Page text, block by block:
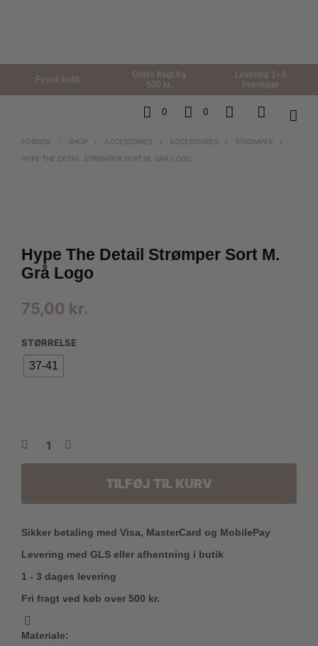
Fysisk butik
Gratis fragt fra
500 kr.
Levering 1–3
hverdage
0 0
FORSIDE / SHOP / ACCESSORIES / ACCESSORIES / STRØMPER
/
HYPE THE DETAIL STRØMPER SORT M. GRÅ LOGO
Hype The Detail Strømper Sort M.
Grå Logo
75,00 kr.
STØRRELSE
37-41
TILFØJ TIL KURV
Sikker betaling med Visa, MasterCard og MobilePay
Levering med GLS eller afhentning i butik
1 - 3 dages levering
Fri fragt ved køb over 500 kr.
Materiale: